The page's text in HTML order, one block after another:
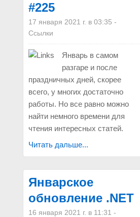
#225
17 января 2021 г. в 03:35 -
Ссылки
Январь в самом
разгаре и после
праздничных дней, скорее
всего, у многих достаточно
работы. Но все равно можно
найти немного времени для
чтения интересных статей.
Читать дальше...
Январское
обновление .NET
16 января 2021 г. в 11:31 -